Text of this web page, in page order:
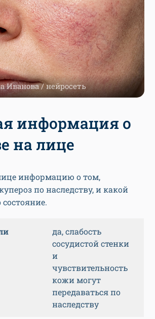
Иванова / нейросеть
информация о
на лице
информацию о том,
по наследству, и какой
да, слабость
сосудистой стенки
и
чувствительность
кожи могут
передаваться по
наследству